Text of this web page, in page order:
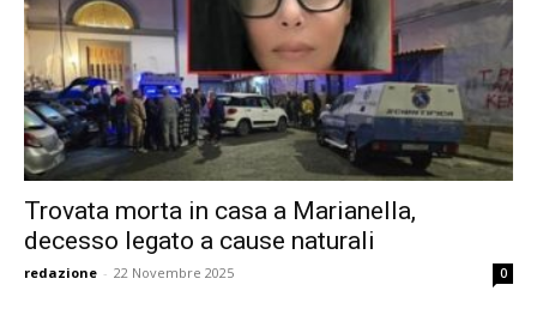
Trovata morta in casa a Marianella,
decesso legato a cause naturali
redazione - 22 Novembre 2025 0